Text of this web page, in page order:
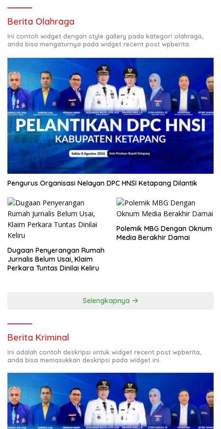
Berita Olahraga
Ini contoh widget dengan style gallery pada kategori olahraga,
anda bisa mengaturnya pada widget recent post wpberita.
Pengurus Organisasi Nelayan DPC HNSI Ketapang Dilantik
Dugaan Penyerangan Rumah
Jurnalis Belum Usai, Klaim
Perkara Tuntas Dinilai Keliru
Polemik MBG Dengan Oknum
Media Berakhir Damai
Selengkapnya
Berita Kriminal
Ini adalah contoh deskripsi untuk widget recent post wpberita,
anda bisa memasukkan deskripsi pada widget ini.